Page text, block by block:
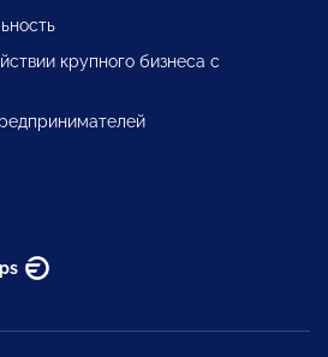
крупного бизнеса с